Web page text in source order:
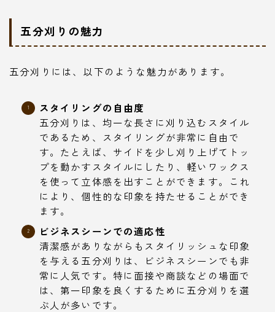
五分刈りの魅力
五分刈りには、以下のような魅力があります。
スタイリングの自由度
五分刈りは、均一な長さに刈り込むスタイル
であるため、スタイリングが非常に自由で
す。たとえば、サイドを少し刈り上げてトッ
プを動かすスタイルにしたり、軽いワックス
を使って立体感を出すことができます。これ
により、個性的な印象を持たせることができ
ます。
ビジネスシーンでの適応性
清潔感がありながらもスタイリッシュな印象
を与える五分刈りは、ビジネスシーンでも非
常に人気です。特に面接や商談などの場面で
は、第一印象を良くするために五分刈りを選
ぶ人が多いです。